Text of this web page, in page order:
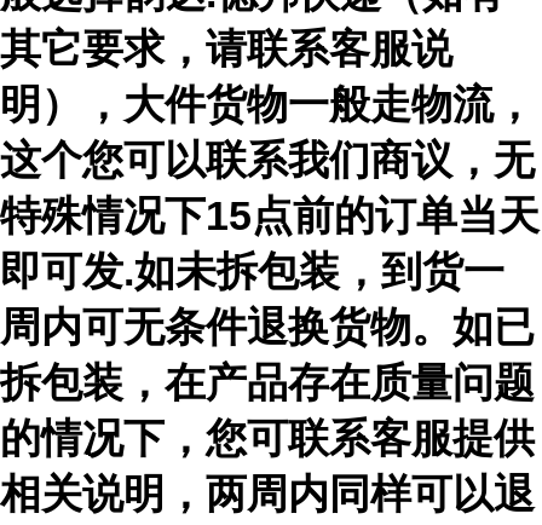
其它要求，请联系客服说
明），大件货物一般走物流，
这个您可以联系我们商议，无
特殊情况下15点前的订单当天
即可发.如未拆包装，到货一
周内可无条件退换货物。如已
拆包装，在产品存在质量问题
的情况下，您可联系客服提供
相关说明，两周内同样可以退